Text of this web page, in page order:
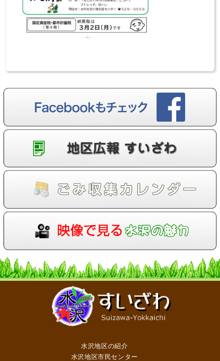
水沢地区の紹介
水沢地区市民センター